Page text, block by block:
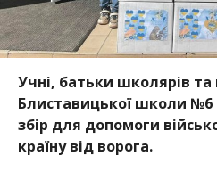
Учні, батьки школярів та
Блиставицької школи №6
збір для допомоги
країну від ворога.